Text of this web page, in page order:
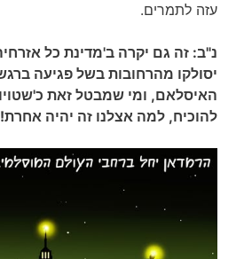
עזה לתמרים.
נ"ב: זה גם יקרה ב'מדינת כל
יסולקו מהרחובות בשל פגיעה
האיסלאם, ומי שמבטל זאת
להוכיח, למה אצלנו זה יהיה אחרת!